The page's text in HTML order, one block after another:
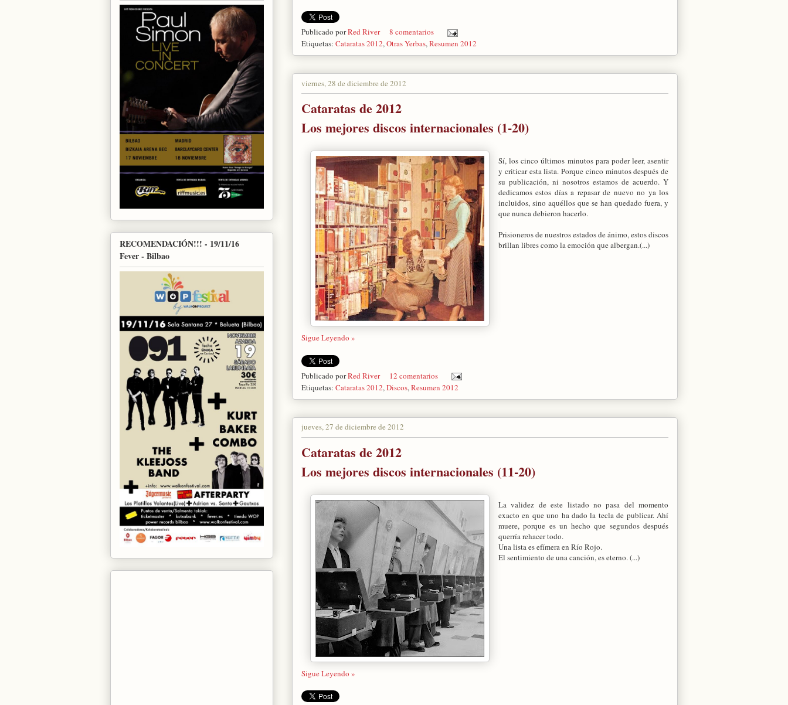
Publicado porRed River
8 comentarios
Etiquetas: Cataratas 2012,Otras Yerbas,Resumen 2012
viernes, 28 de diciembre de 2012
Cataratas de 2012
Los mejores discos internacionales (1-20)
Sí, los cinco últimos minutos para poder leer, asentir
y criticar esta lista. Porque cinco minutos después de
su publicación, ni nosotros estamos de acuerdo. Y
dedicamos estos días a repasar de nuevo no ya los
incluidos, sino aquéllos que se han quedado fuera, y
que nunca debieron hacerlo.
Prisioneros de nuestros estados de ánimo, estos discos
brillan libres como la emoción que albergan.(...)
Sigue Leyendo »
Publicado porRed River
12 comentarios
Etiquetas: Cataratas 2012, Discos, Resumen 2012
jueves, 27 de diciembre de 2012
Cataratas de 2012
Los mejores discos internacionales (11-20)
La validez de este listado no pasa del momento
exacto en que uno ha dado la tecla de publicar. Ahí
muere, porque es un hecho que segundos después
querría rehacer todo.
Una lista es efímera en Río Rojo.
El sentimiento de una canción, es eterno. (...)
Sigue Leyendo »
RECOMENDACIÓN!!! - 19/11/16
Fever - Bilbao